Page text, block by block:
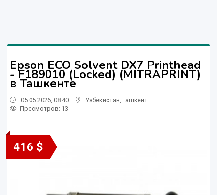
Epson ECO Solvent DX7 Printhead
- F189010 (Locked) (MITRAPRINT)
в Ташкенте
05.05.2026, 08:40 Узбекистан Ташкент
Просмотров: 13
416 $